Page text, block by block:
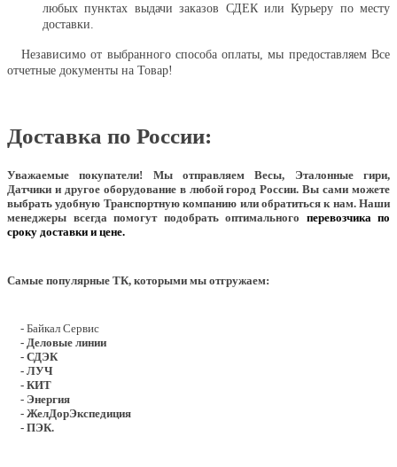
любых пунктах выдачи заказов СДЕК или Курьеру по месту
доставки.
Независимо от выбранного способа оплаты, мы предоставляем Все
отчетные документы на Товар!
Доставка по России:
Уважаемые покупатели! Мы отправляем Весы, Эталонные гири,
Датчики и другое оборудование в любой город России. Вы сами можете
выбрать удобную Транспортную компанию или обратиться к нам. Наши
менеджеры всегда помогут подобрать оптимального перевозчика по
сроку доставки и цене.
Самые популярные ТК, которыми мы отгружаем:
- Байкал Сервис
- Деловые линии
- СДЭК
- ЛУЧ
- КИТ
- Энергия
- ЖелДорЭкспедиция
- ПЭК.